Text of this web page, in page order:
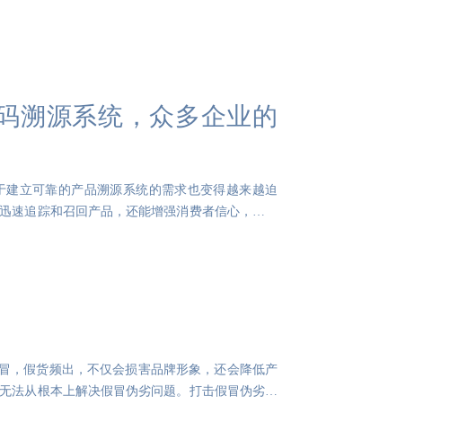
溯源系统，众多企业的
立可靠的产品溯源系统的需求也变得越来越迫
追踪和召回产品，还能增强消费者信心，提升
，假货频出，不仅会损害品牌形象，还会降低产
法从根本上解决假冒伪劣问题。打击假冒伪劣必